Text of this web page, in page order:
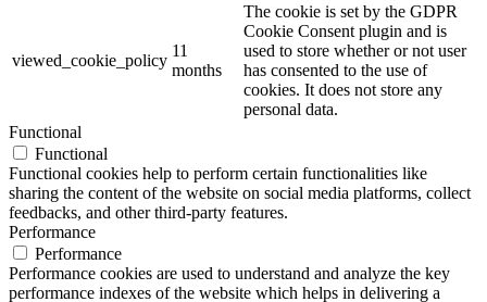
viewed_cookie_policy
11
months
The cookie is set by the GDPR
Cookie Consent plugin and is
used to store whether or not user
has consented to the use of
cookies. It does not store any
personal data.
Functional
Functional
Functional cookies help to perform certain functionalities like
sharing the content of the website on social media platforms, collect
feedbacks, and other third-party features.
Performance
Performance
Performance cookies are used to understand and analyze the key
performance indexes of the website which helps in delivering a